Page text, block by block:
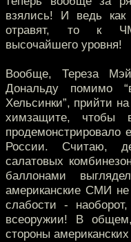
взялись! И ведь
отравят, то к ЧМ
высочайшего уровня!
Вообще, Тереза
Дональду помимо
Хельсинки”, прийти
химзащите,
продемонстрировало
России. Считаю,
салатовых
баллонами
американские СМИ
слабости -
всеоружии! В общем,
стороны